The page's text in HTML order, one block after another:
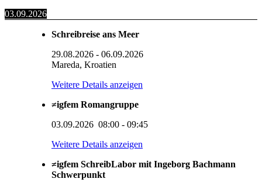
03.09.2026
Schreibreise ans Meer
29.08.2026 - 06.09.2026
Mareda, Kroatien
Weitere Details anzeigen
≠igfem Romangruppe
03.09.2026 08:00 - 09:45
Weitere Details anzeigen
≠igfem SchreibLabor mit Ingeborg Bachmann
Schwerpunkt